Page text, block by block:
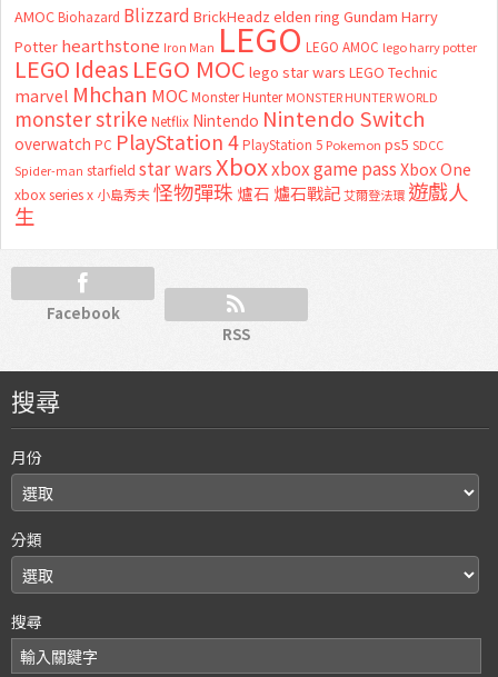
AMOC Biohazard Blizzard BrickHeadz elden ring Gundam Harry
Potter hearthstone Iron Man LEGO LEGO AMOC lego harry potter
LEGO Ideas LEGO MOC lego star wars LEGO Technic
marvel Mhchan MOC Monster Hunter MONSTER HUNTER WORLD
monster strike Netflix Nintendo Nintendo Switch
overwatch PC PlayStation 4 PlayStation 5 Pokemon ps5 SDCC
Spider-man starfield star warsXboxxbox game passXbox One
xbox series x 小島秀夫怪物彈珠 爐石 爐石戰記艾爾登法環 遊戲人
生
Facebook
RSS
搜尋
月份
分類
搜尋